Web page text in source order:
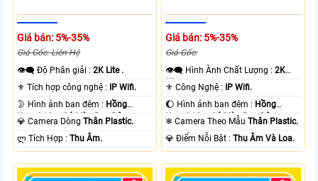
Giá bán: 5%-35%
Giá Gốc: Liên Hệ
👁️‍🗨 Độ Phân giải :2K Lite .
⚜️ Tích hợp công nghệ :
IP Wifi.
🌛 Hình ảnh ban đêm : Hồng
Ngoại 10m Có Màu Ban Ðêm.
💎 Camera DòngThân Plastic.
️ლ Tích Hợp :Thu Âm.
Giá bán: 5%-35%
Giá Gốc:
👁️‍🗨 Hình Ành Chất Lượng :2K
Lite .
⚜️ Công Nghệ :
IP Wifi.
🌔 Hình ảnh ban đêm : Hồng
Ngoại 10m Có Màu Ban Ðêm.
❄ Camera Theo MẫuThân Plastic.
️💎 Điểm Nỗi Bật :Thu Âm Và Loa.